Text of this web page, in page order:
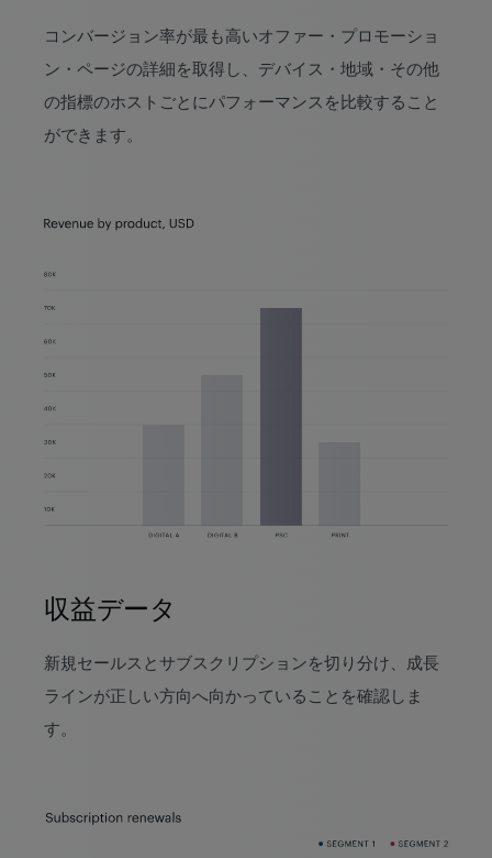
コンバージョン率が最も高いオファー・プロモーショ
ン・ページの詳細を取得し、デバイス・地域・その他
の指標のホストごとにパフォーマンスを比較すること
ができます。
収益データ
新規セールスとサブスクリプションを切り分け、成長
ラインが正しい方向へ向かっていることを確認しま
す。